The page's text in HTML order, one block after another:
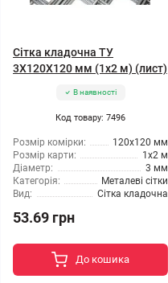
Сітка кладочна ТУ
3X120X120 мм (1x2 м) (лист)
В наявності
Код товару: 7496
Розмір комірки:
120x120 мм
Розмір карти:
1x2 м
Діаметр:
3 мм
Категорія:
Металеві сітки
Вид:
Сітка кладочна
53.69 грн
До кошика